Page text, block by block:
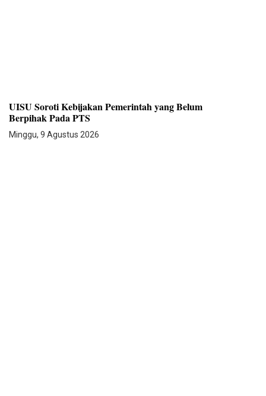
UISU Soroti Kebijakan Pemerintah yang Belum
Berpihak Pada PTS
Minggu, 9 Agustus 2026